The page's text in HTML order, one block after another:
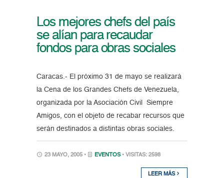
Los mejores chefs del país
se alían para recaudar
fondos para obras sociales
Caracas.- El próximo 31 de mayo se realizará
la Cena de los Grandes Chefs de Venezuela,
organizada por la Asociación Civil Siempre
Amigos, con el objeto de recabar recursos que
serán destinados a distintas obras sociales.
23 MAYO, 2005 • EVENTOS • VISITAS: 2598
LEER MÁS